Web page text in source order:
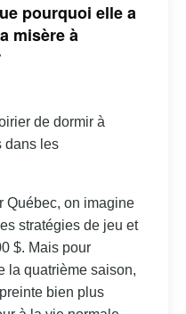
pourquoi elle a
misère à
de dormir à
dans les
Québec, on imagine
stratégies de jeu et
$. Mais pour
la quatrième saison,
bien plus